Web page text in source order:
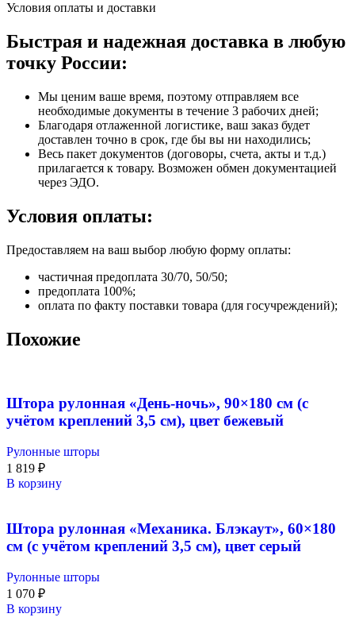
Условия оплаты и доставки
Быстрая и надежная доставка в любую
точку России:
Мы ценим ваше время, поэтому отправляем все
необходимые документы в течение 3 рабочих дней;
Благодаря отлаженной логистике, ваш заказ будет
доставлен точно в срок, где бы вы ни находились;
Весь пакет документов (договоры, счета, акты и т.д.)
прилагается к товару. Возможен обмен документацией
через ЭДО.
Условия оплаты:
Предоставляем на ваш выбор любую форму оплаты:
частичная предоплата 30/70, 50/50;
предоплата 100%;
оплата по факту поставки товара (для госучреждений);
Похожие
Штора рулонная «День-ночь», 90×180 см (с
учётом креплений 3,5 см), цвет бежевый
Рулонные шторы
1 819 ₽
В корзину
Штора рулонная «Механика. Блэкаут», 60×180
см (с учётом креплений 3,5 см), цвет серый
Рулонные шторы
1 070 ₽
В корзину